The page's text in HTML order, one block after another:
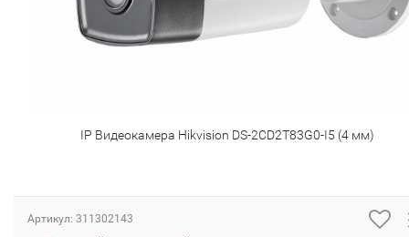
IP Видеокамера Hikvision DS-2CD2T83G0-I5 (4 мм)
Артикул: 311302143